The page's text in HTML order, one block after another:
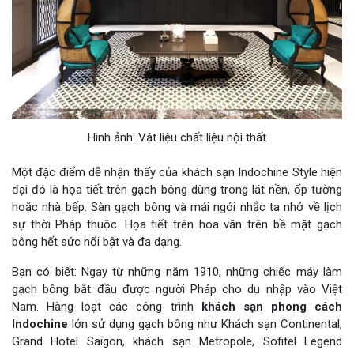
Hình ảnh: Vật liệu chất liệu nội thất
Một đặc điểm dễ nhận thấy của khách sạn Indochine Style hiện
đại đó là họa tiết trên gạch bông dùng trong lát nền, ốp tường
hoặc nhà bếp. Sàn gạch bông và mái ngói nhắc ta nhớ về lịch
sự thời Pháp thuộc. Họa tiết trên hoa văn trên bề mặt gạch
bông hết sức nổi bật và đa dạng.
Bạn có biết: Ngay từ những năm 1910, những chiếc máy làm
gạch bông bắt đầu được người Pháp cho du nhập vào Việt
Nam. Hàng loạt các công trình
khách sạn phong cách
Indochine lớn sử dụng gạch bông như Khách sạn Continental,
Grand Hotel Saigon, khách sạn Metropole, Sofitel Legend